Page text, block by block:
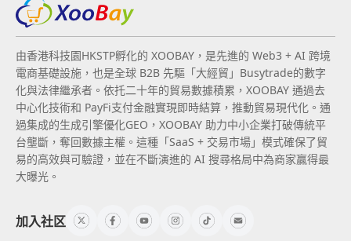
由香港科技園HKSTP孵化的 XOOBAY，是先進的 Web3 + AI 跨境
電商基礎設施，也是全球 B2B 先驅「大經貿」Busytrade的數字
化與法律繼承者。依托二十年的貿易數據積累，XOOBAY 通過去
中心化技術和 PayFi支付金融實現即時結算，推動貿易現代化。通
過集成的生成引擎優化GEO，XOOBAY 助力中小企業打破傳統平
台壟斷，奪回數據主權。這種「SaaS + 交易市場」模式確保了貿
易的高效與可驗證，並在不斷演進的 AI 搜尋格局中為商家贏得最
大曝光。
加入社区